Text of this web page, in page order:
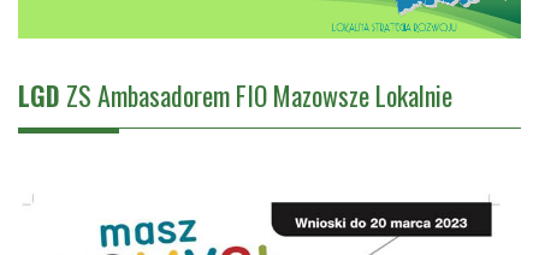
LGD ZS Ambasadorem FIO Mazowsze Lokalnie